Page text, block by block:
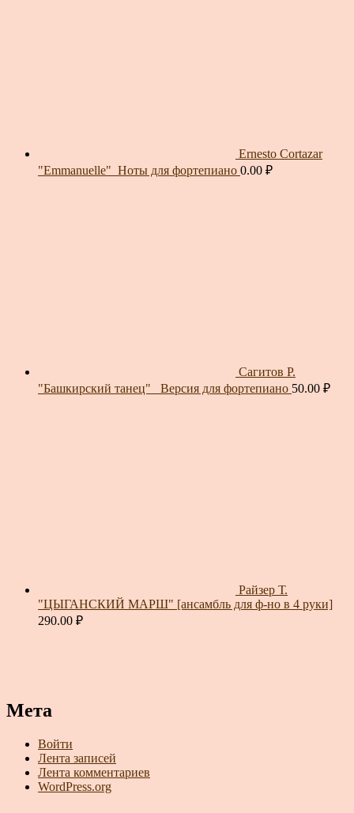
Ernesto Cortazar
"Emmanuelle"_Ноты для фортепиано 0.00 ₽
Сагитов Р.
"Башкирский танец"_ Версия для фортепиано 50.00 ₽
Райзер Т.
"ЦЫГАНСКИЙ МАРШ" [ансамбль для ф-но в 4 руки]
290.00 ₽
Мета
Войти
Лента записей
Лента комментариев
WordPress.org